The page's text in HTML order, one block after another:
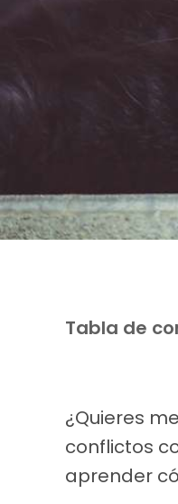
Tabla de
¿Quieres
conflictos
aprender